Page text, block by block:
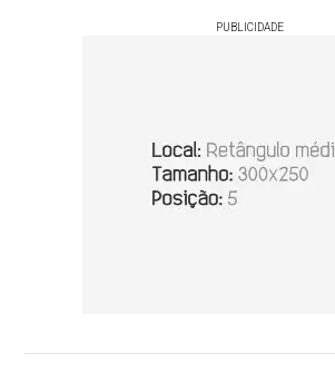
PUBLICIDADE